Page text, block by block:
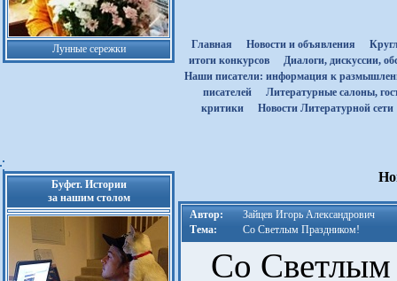
Лунные сережки Главная Новости и объявления
итоги конкурсов
Диалоги, дискуссии,
Наши писатели: информация к
писателей
Литературные салоны,
критики
Новости Литературной сети
Буфет. Истории
за нашим столом
Автор:
Зайцев Игорь Александрович
Тема:
Со Светлым Праздником!
Со Светлым